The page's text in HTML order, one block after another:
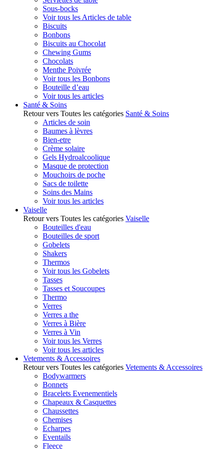
Sous-bocks
Voir tous les Articles de table
Biscuits
Bonbons
Biscuits au Chocolat
Chewing Gums
Chocolats
Menthe Poivrée
Voir tous les Bonbons
Bouteille d’eau
Voir tous les articles
Santé & Soins
Retour vers Toutes les catégories Santé & Soins
Articles de soin
Baumes à lèvres
Bien-etre
Crème solaire
Gels Hydroalcoolique
Masque de protection
Mouchoirs de poche
Sacs de toilette
Soins des Mains
Voir tous les articles
Vaiselle
Retour vers Toutes les catégories Vaiselle
Bouteilles d'eau
Bouteilles de sport
Gobelets
Shakers
Thermos
Voir tous les Gobelets
Tasses
Tasses et Soucoupes
Thermo
Verres
Verres a the
Verres à Bière
Verres à Vin
Voir tous les Verres
Voir tous les articles
Vetements & Accessoires
Retour vers Toutes les catégories Vetements & Accessoires
Bodywarmers
Bonnets
Bracelets Evenementiels
Chapeaux & Casquettes
Chaussettes
Chemises
Echarpes
Eventails
Fleece